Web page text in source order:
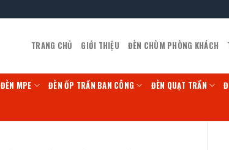
TRANG CHỦ GIỚI THIỆU ĐÈN CHÙM PHÒNG KHÁCH
ĐÈN MPE ĐÈN ỐP TRẦN BAN CÔNG ĐÈN QUẠT TRẦN